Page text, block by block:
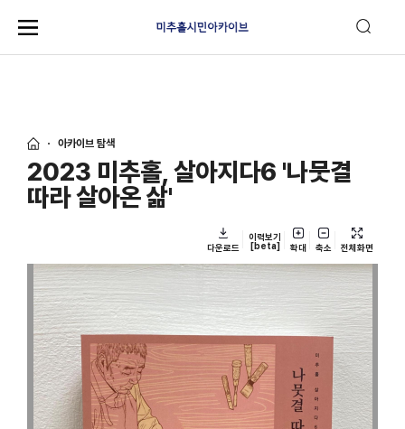
아카이브 탐색
2023 미추홀, 살아지다6 '나뭇결
따라 살아온 삶'
다운로드
이력보기
[beta]
확대 축소 전체화면